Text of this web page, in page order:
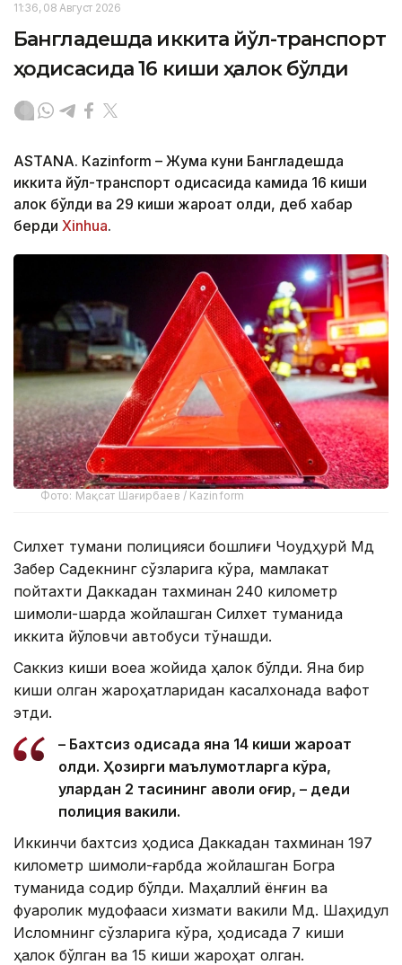
11:36, 08 Август 2026
Бангладешда иккита йўл-транспорт
ҳодисасида 16 киши ҳалок бўлди
ASTANА. Кazinform – Жума куни Бангладешда
иккита йўл-транспорт ҳодисасида камида 16 киши
ҳалок бўлди ва 29 киши жароҳат олди, деб хабар
берди Xinhua.
Фото: Мақсат Шағирбаев / Kazinform
Силхет тумани полицияси бошлиғи Чоудҳурй Мд
Забер Садекнинг сўзларига кўра, мамлакат
пойтахти Даккадан тахминан 240 километр
шимоли-шарқда жойлашган Силхет туманида
иккита йўловчи автобуси тўқнашди.
Саккиз киши воқеа жойида ҳалок бўлди. Яна бир
киши олган жароҳатларидан касалхонада вафот
этди.
– Бахтсиз ҳодисада яна 14 киши жароҳат
олди. Ҳозирги маълумотларга кўра,
улардан 2 тасининг аҳволи оғир, – деди
полиция вакили.
Иккинчи бахтсиз ҳодиса Даккадан тахминан 197
километр шимоли-ғарбда жойлашган Богра
туманида содир бўлди. Маҳаллий ёнғин ва
фуқаролик мудофааси хизмати вакили Мд. Шаҳидул
Исломнинг сўзларига кўра, ҳодисада 7 киши
ҳалок бўлган ва 15 киши жароҳат олган.